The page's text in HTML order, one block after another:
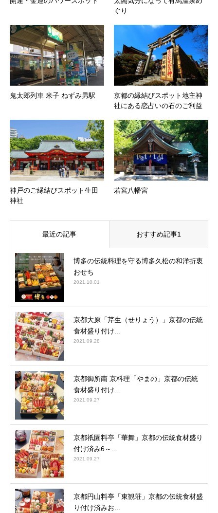
ぐり
鬼太郎列車 米子 ねずみ男駅
京都の縁結びスポット地主神
社にある恋占いの石のご利益
神戸のご縁結びスポット生田
神社
若宮八幡宮
最近の記事 おすすめ記事1
博多の伝統料理を守る博多久松の和洋折衷
おせち
2021.10.01
京都大原「芹生（せりょう）」京都の伝統
食材盛り付け...
2021.09.28
京都御所南 京料理「やまの」京都の伝統
食材盛り付け...
2021.09.27
京都祇園料亭「華舞」京都の伝統食材盛り
付け済み6～...
2021.09.27
京都円山料亭「東観荘」京都の伝統食材盛
り付け済みお...